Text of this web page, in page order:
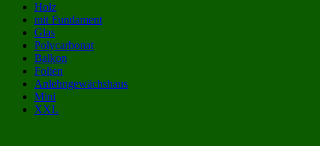
Holz
mit Fundament
Glas
Polycarbonat
Balkon
Folien
Anlehngewächshaus
Mini
XXL